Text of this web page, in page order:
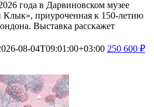
года в Дарвиновском музее
Клык», приуроченная к 150-летию
Выставка расскажет
08-04T09:01:00+03:00 250 600 ₽